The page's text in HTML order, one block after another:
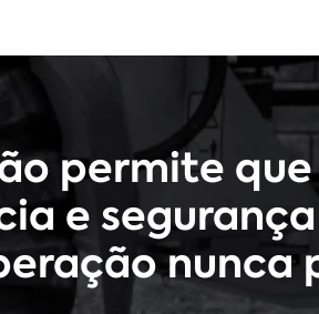
permite que
e
nunca